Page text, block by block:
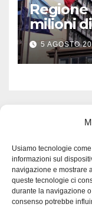
Usiamo tecnologie
informazioni sul
navigazione e mostrare
queste tecnologie ci
durante la navigazione
consenso potrebbe
Regione
milioni
Comuni
5 AGOSTO